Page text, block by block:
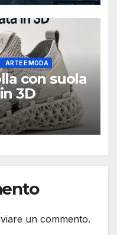
ARTE E MODA
con suola
3D
un commento.